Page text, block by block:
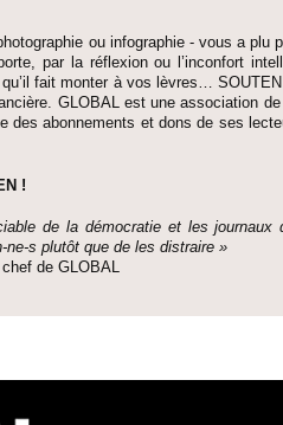
ou infographie - vous a plu
par la réflexion ou l’inconfort
fait monter à vos lèvres…
GLOBAL est une asso­ci­ation
des abonne­ments et dons de ses
!
de la démo­cratie et les journaux
ne-s plutôt que de les dis­traire »
de GLOBAL